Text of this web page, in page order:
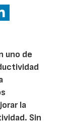
uno de
la
Sin